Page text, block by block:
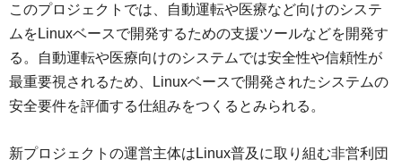
このプロジェクトでは、自動運転や医療など向けのシステ
ムをLinuxベースで開発するための支援ツールなどを開発す
る。自動運転や医療向けのシステムでは安全性や信頼性が
最重要視されるため、Linuxベースで開発されたシステムの
安全要件を評価する仕組みをつくるとみられる。
新プロジェクトの運営主体はLinux普及に取り組む非営利団